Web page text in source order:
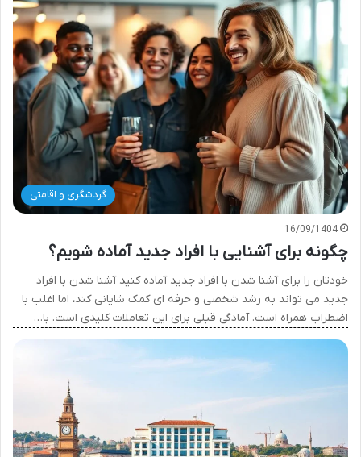
گردشگری و اقامتی
16/09/1404
چگونه برای آشنایی با افراد جدید آماده شویم؟
خودتان را برای آشنا شدن با افراد جدید آماده کنید آشنا شدن با افراد
جدید می تواند به رشد شخصی و حرفه ای کمک شایانی کند، اما اغلب با
اضطراب همراه است. آمادگی قبلی برای این تعاملات کلیدی است. با…